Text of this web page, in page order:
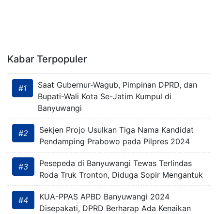
Kabar Terpopuler
#1
Saat Gubernur-Wagub, Pimpinan DPRD, dan
Bupati-Wali Kota Se-Jatim Kumpul di
Banyuwangi
#2
Sekjen Projo Usulkan Tiga Nama Kandidat
Pendamping Prabowo pada Pilpres 2024
#3
Pesepeda di Banyuwangi Tewas Terlindas
Roda Truk Tronton, Diduga Sopir Mengantuk
#4
KUA-PPAS APBD Banyuwangi 2024
Disepakati, DPRD Berharap Ada Kenaikan